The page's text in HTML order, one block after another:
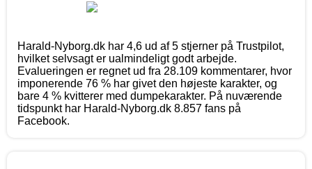
Harald-Nyborg.dk har 4,6 ud af 5 stjerner på Trustpilot,
hvilket selvsagt er ualmindeligt godt arbejde.
Evalueringen er regnet ud fra 28.109 kommentarer, hvor
imponerende 76 % har givet den højeste karakter, og
bare 4 % kvitterer med dumpekarakter. På nuværende
tidspunkt har Harald-Nyborg.dk 8.857 fans på
Facebook.